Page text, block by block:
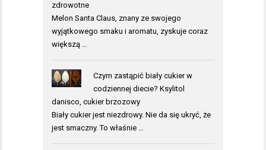
zdrowotne
Melon Santa Claus, znany ze swojego
wyjątkowego smaku i aromatu, zyskuje coraz
większą …
Czym zastąpić biały cukier w
codziennej diecie? Ksylitol
danisco, cukier brzozowy
Biały cukier jest niezdrowy. Nie da się ukryć, że
jest smaczny. To właśnie …